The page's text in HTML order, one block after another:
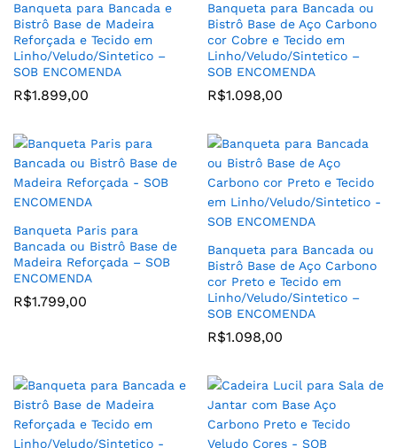
Banqueta para Bancada e
Bistrô Base de Madeira
Reforçada e Tecido em
Linho/Veludo/Sintetico –
SOB ENCOMENDA
R$1.899,00
Banqueta para Bancada ou
Bistrô Base de Aço Carbono
cor Cobre e Tecido em
Linho/Veludo/Sintetico –
SOB ENCOMENDA
R$1.098,00
Banqueta Paris para
Bancada ou Bistrô Base de
Madeira Reforçada – SOB
ENCOMENDA
R$1.799,00
Banqueta para Bancada ou
Bistrô Base de Aço Carbono
cor Preto e Tecido em
Linho/Veludo/Sintetico –
SOB ENCOMENDA
R$1.098,00